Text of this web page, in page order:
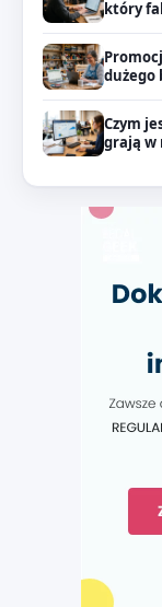
który
dużego
Czym
grają w